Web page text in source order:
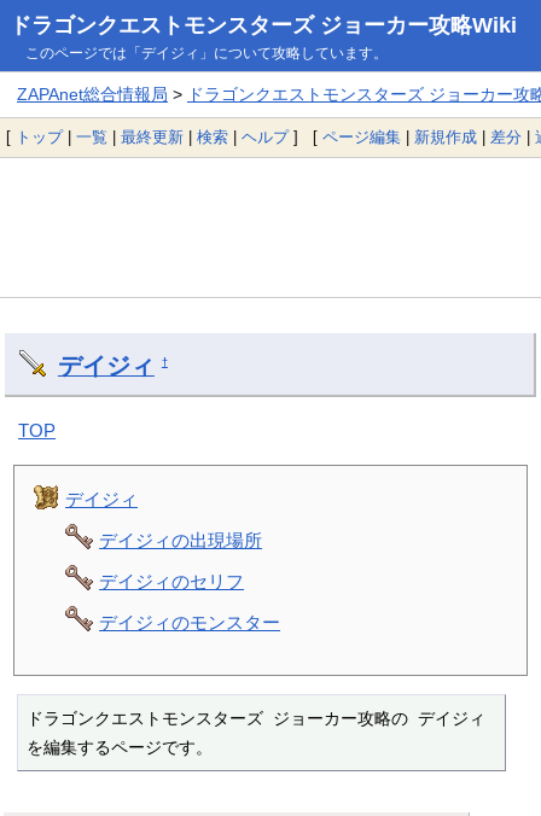
ドラゴンクエストモンスターズ ジョーカー攻略Wiki
このページでは「デイジィ」について攻略しています。
ZAPAnet総合情報局 > ドラゴンクエストモンスターズ ジョーカー攻
[ トップ| 一覧 | 最終更新 | 検索 | ヘルプ] [ ページ編集 | 新規作成 | 差分 |
デイジィ †
TOP
デイジィ
デイジィの出現場所
デイジィのセリフ
デイジィのモンスター
ドラゴンクエストモンスターズ ジョーカー攻略の デイジィ
を編集するページです。